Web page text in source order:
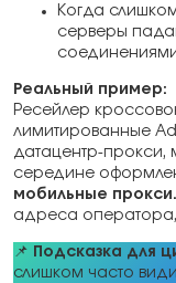
Когда
серверы
Реальный пример:
Ресейлер
лимитированные
датацентр-прокси,
середине
мобильные прокси.
адреса
📌 Подсказка для
слишком часто